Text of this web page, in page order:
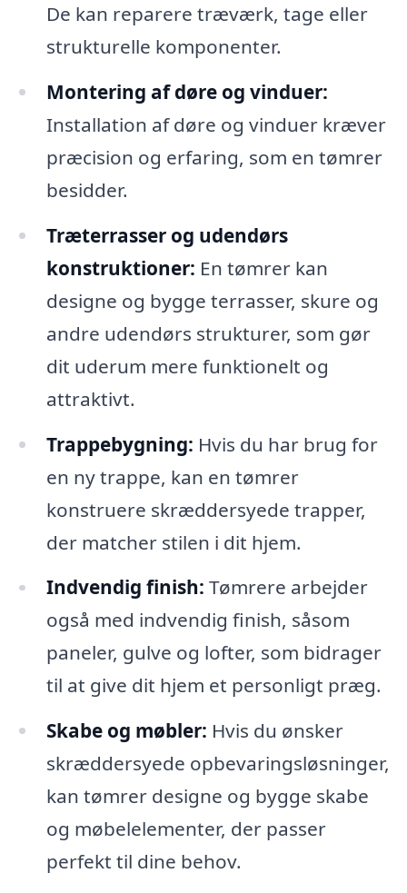
De kan reparere træværk, tage eller
strukturelle komponenter.
Montering af døre og vinduer:
Installation af døre og vinduer kræver
præcision og erfaring, som en tømrer
besidder.
Træterrasser og udendørs
konstruktioner: En tømrer kan
designe og bygge terrasser, skure og
andre udendørs strukturer, som gør
dit uderum mere funktionelt og
attraktivt.
Trappebygning: Hvis du har brug for
en ny trappe, kan en tømrer
konstruere skræddersyede trapper,
der matcher stilen i dit hjem.
Indvendig finish: Tømrere arbejder
også med indvendig finish, såsom
paneler, gulve og lofter, som bidrager
til at give dit hjem et personligt præg.
Skabe og møbler: Hvis du ønsker
skræddersyede opbevaringsløsninger,
kan tømrer designe og bygge skabe
og møbelelementer, der passer
perfekt til dine behov.